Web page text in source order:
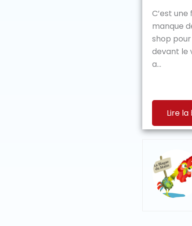
C’est
manque
shop
devant le
a...
Lire